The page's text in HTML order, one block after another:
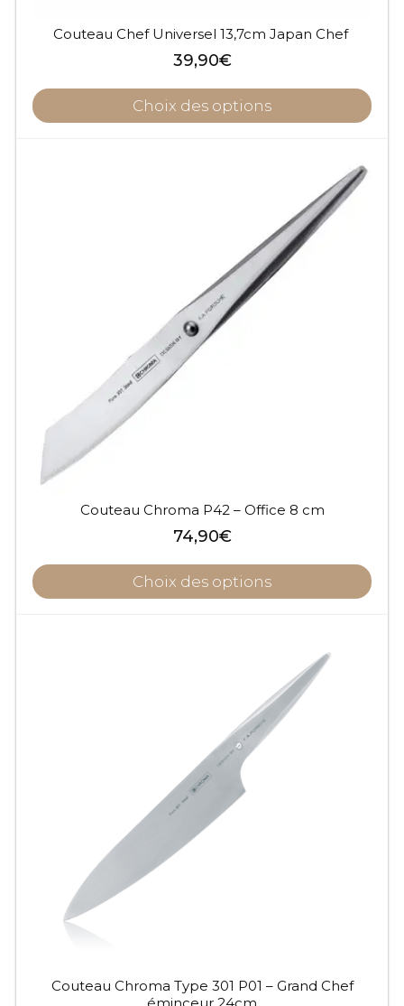
Couteau Chef Universel 13,7cm Japan Chef
39,90€
Choix des options
Couteau Chroma P42 – Office 8 cm
74,90€
Choix des options
Couteau Chroma Type 301 P01 – Grand Chef